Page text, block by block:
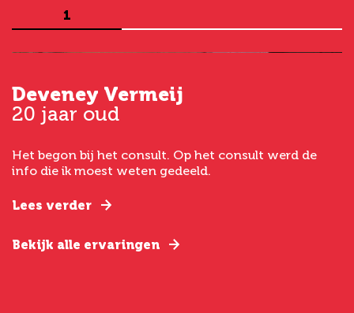
1
Deveney Vermeij
20 jaar oud
Het begon bij het consult. Op het consult werd de
info die ik moest weten gedeeld.
Lees verder
Bekijk alle ervaringen